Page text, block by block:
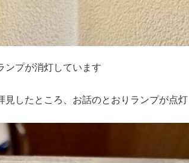
ンプが消灯しています
見したところ、お話のとおりランプが点灯